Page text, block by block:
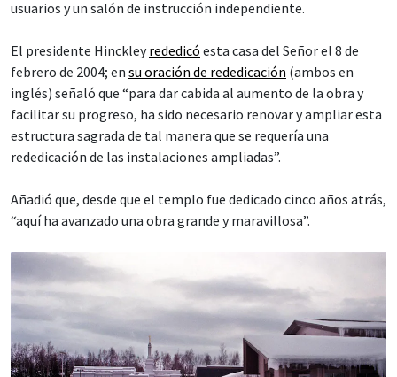
usuarios y un salón de instrucción independiente.
El presidente Hinckleyrededicó esta casa del Señor el 8 de
febrero de 2004; en su oración de rededicación (ambos en
inglés) señaló que “para dar cabida al aumento de la obra y
facilitar su progreso, ha sido necesario renovar y ampliar esta
estructura sagrada de tal manera que se requería una
rededicación de las instalaciones ampliadas”.
Añadió que, desde que el templo fue dedicado cinco años atrás,
“aquí ha avanzado una obra grande y maravillosa”.